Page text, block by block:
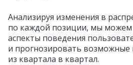
Анализируя изменения в
по каждой позиции, мы
аспекты поведения
и прогнозировать возможные
из квартала в квартал.